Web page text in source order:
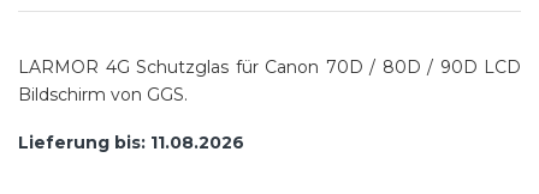
Lieferung bis: 11.08.2026
LARMOR 4G Schutzglas für Canon 70D / 80D / 90D LCD
Bildschirm von GGS.